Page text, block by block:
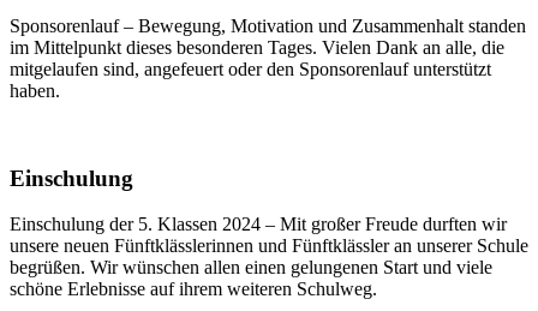
Sponsorenlauf – Bewegung, Motivation und Zusammenhalt standen
im Mittelpunkt dieses besonderen Tages. Vielen Dank an alle, die
mitgelaufen sind, angefeuert oder den Sponsorenlauf unterstützt
haben.
Einschulung
Einschulung der 5. Klassen 2024 – Mit großer Freude durften wir
unsere neuen Fünftklässlerinnen und Fünftklässler an unserer Schule
begrüßen. Wir wünschen allen einen gelungenen Start und viele
schöne Erlebnisse auf ihrem weiteren Schulweg.